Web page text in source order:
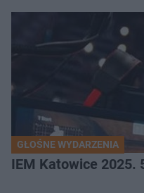
GŁOŚNE WYDARZENIA
IEM Katowice 2025.